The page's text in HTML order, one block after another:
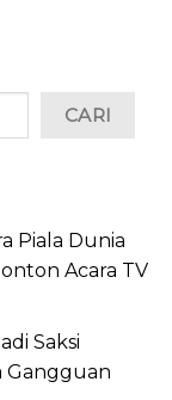
CARI
Piala Dunia
Acara TV
Saksi
Gangguan